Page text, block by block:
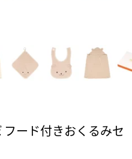
フード付きおくるみセ